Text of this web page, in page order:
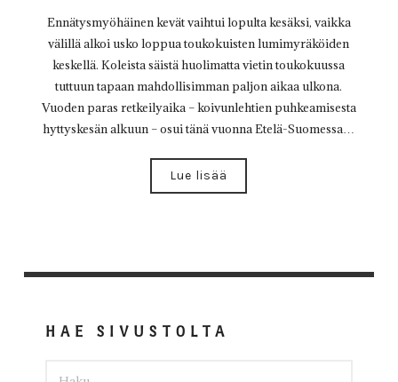
Ennätysmyöhäinen kevät vaihtui lopulta kesäksi, vaikka
välillä alkoi usko loppua toukokuisten lumimyräköiden
keskellä. Koleista säistä huolimatta vietin toukokuussa
tuttuun tapaan mahdollisimman paljon aikaa ulkona.
Vuoden paras retkeilyaika – koivunlehtien puhkeamisesta
hyttyskesän alkuun – osui tänä vuonna Etelä-Suomessa…
Lue lisää
HAE SIVUSTOLTA